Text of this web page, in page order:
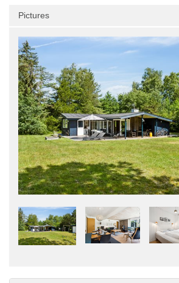
Pictures